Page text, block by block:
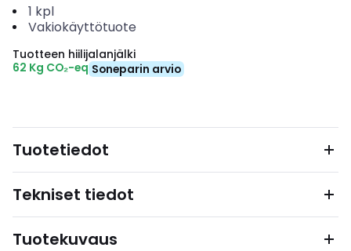
1 kpl
Vakiokäyttötuote
Tuotteen hiilijalanjälki
62 Kg CO₂-eq Soneparin arvio
Tuotetiedot
Tekniset tiedot
Tuotekuvaus